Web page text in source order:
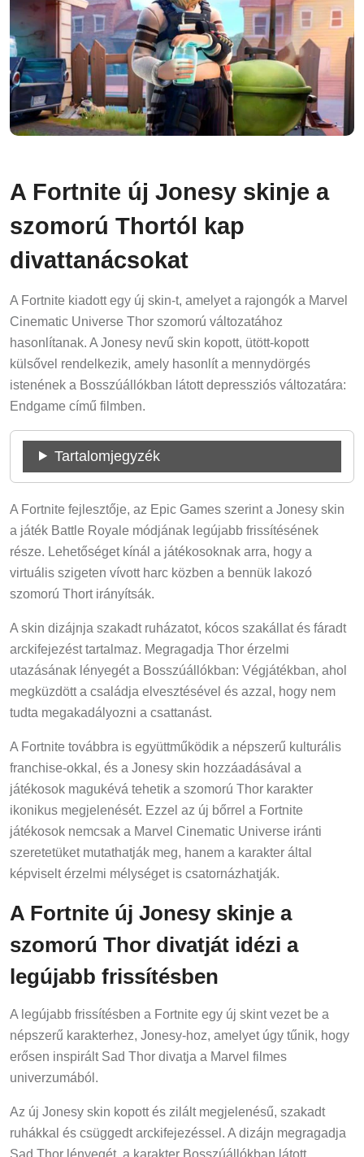
A Fortnite új Jonesy skinje a
szomorú Thortól kap
divattanácsokat
A Fortnite kiadott egy új skin-t, amelyet a rajongók a Marvel
Cinematic Universe Thor szomorú változatához
hasonlítanak. A Jonesy nevű skin kopott, ütött-kopott
külsővel rendelkezik, amely hasonlít a mennydörgés
istenének a Bosszúállókban látott depressziós változatára:
Endgame című filmben.
Tartalomjegyzék
A Fortnite fejlesztője, az Epic Games szerint a Jonesy skin
a játék Battle Royale módjának legújabb frissítésének
része. Lehetőséget kínál a játékosoknak arra, hogy a
virtuális szigeten vívott harc közben a bennük lakozó
szomorú Thort irányítsák.
A skin dizájnja szakadt ruházatot, kócos szakállat és fáradt
arckifejezést tartalmaz. Megragadja Thor érzelmi
utazásának lényegét a Bosszúállókban: Végjátékban, ahol
megküzdött a családja elvesztésével és azzal, hogy nem
tudta megakadályozni a csattanást.
A Fortnite továbbra is együttműködik a népszerű kulturális
franchise-okkal, és a Jonesy skin hozzáadásával a
játékosok magukévá tehetik a szomorú Thor karakter
ikonikus megjelenését. Ezzel az új bőrrel a Fortnite
játékosok nemcsak a Marvel Cinematic Universe iránti
szeretetüket mutathatják meg, hanem a karakter által
képviselt érzelmi mélységet is csatornázhatják.
A Fortnite új Jonesy skinje a
szomorú Thor divatját idézi a
legújabb frissítésben
A legújabb frissítésben a Fortnite egy új skint vezet be a
népszerű karakterhez, Jonesy-hoz, amelyet úgy tűnik, hogy
erősen inspirált Sad Thor divatja a Marvel filmes
univerzumából.
Az új Jonesy skin kopott és zilált megjelenésű, szakadt
ruhákkal és csüggedt arckifejezéssel. A dizájn megragadja
Sad Thor lényegét, a karakter Bosszúállókban látott